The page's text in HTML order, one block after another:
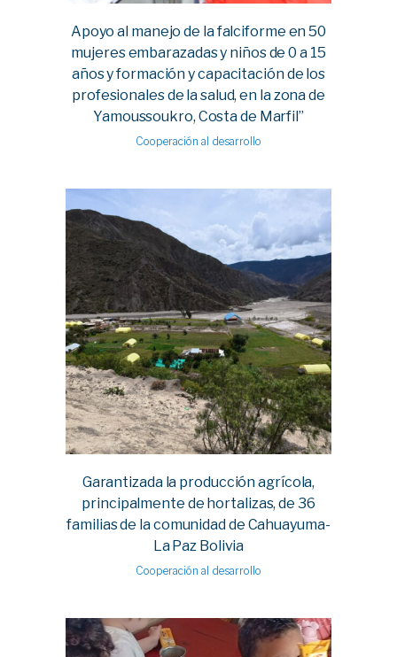
Apoyo al manejo de la falciforme en 50
mujeres embarazadas y niños de 0 a 15
años y formación y capacitación de los
profesionales de la salud, en la zona de
Yamoussoukro, Costa de Marfil”
Cooperación al desarrollo
Garantizada la producción agrícola,
principalmente de hortalizas, de 36
familias de la comunidad de Cahuayuma-
La Paz Bolivia
Cooperación al desarrollo